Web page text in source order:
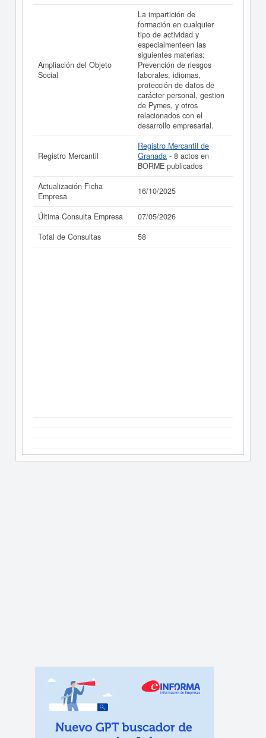
Ampliación del Objeto
Social
La impartición de
formación en cualquier
tipo de actividad y
especialmenteen las
siguientes materias:
Prevención de riesgos
laborales, idiomas,
protección de datos de
carácter personal, gestion
de Pymes, y otros
relacionados con el
desarrollo empresarial.
Registro Mercantil
Registro Mercantil de
Granada - 8 actos en
BORME publicados
Actualización Ficha
Empresa
16/10/2025
Última Consulta Empresa
07/05/2026
Total de Consultas
58